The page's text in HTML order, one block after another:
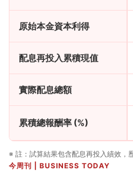
原始本金資本利得
配息再投入累積現值
實際配息總額
累積總報酬率 (%)
※ 註：試算結果包含配息再投入績效，
今周刊 | BUSINESS TODAY